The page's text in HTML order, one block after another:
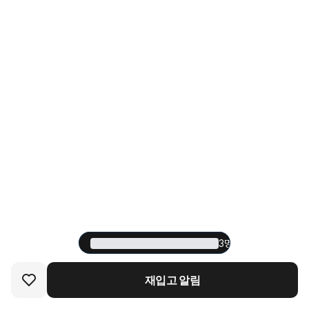
3명 중 1명이 재구매한
재입고 알림
3명 중 1명이 재구매한
재입고 알림